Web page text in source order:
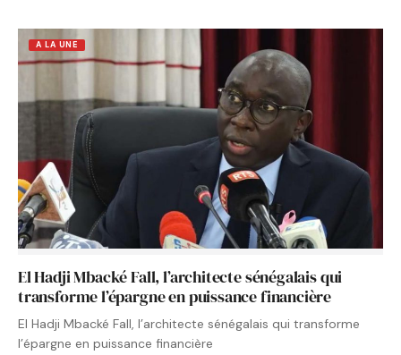
A LA UNE
El Hadji Mbacké Fall, l’architecte sénégalais qui
transforme l’épargne en puissance financière
El Hadji Mbacké Fall, l’architecte sénégalais qui transforme
l’épargne en puissance financière